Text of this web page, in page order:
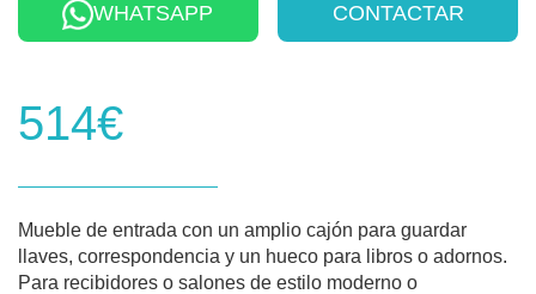
WHATSAPP CONTACTAR
514€
Mueble de entrada con un amplio cajón para guardar
llaves, correspondencia y un hueco para libros o adornos.
Para recibidores o salones de estilo moderno o